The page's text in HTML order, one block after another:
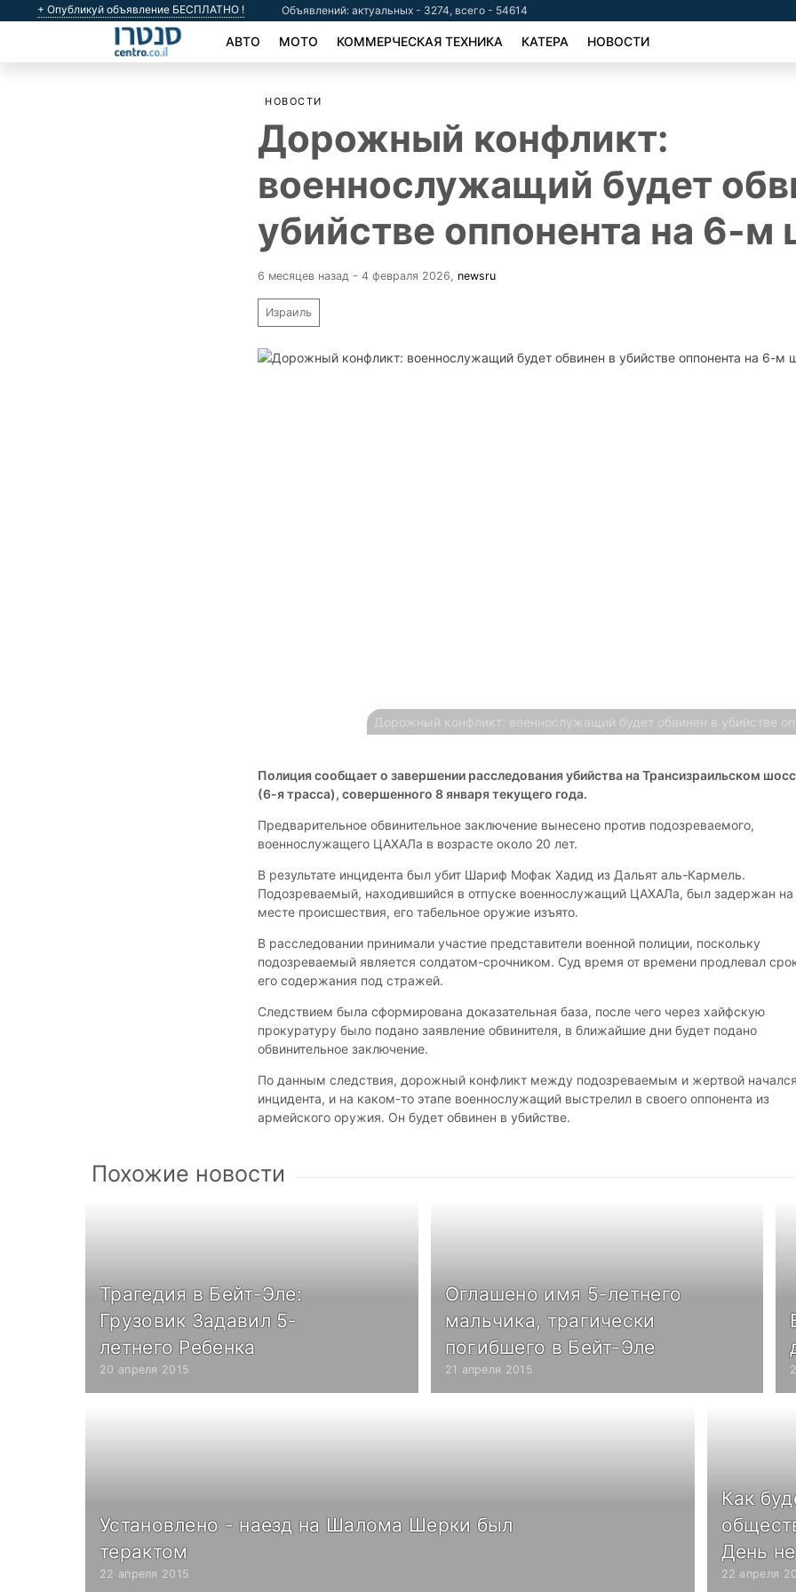
+ Опубликуй объявление БЕСПЛАТНО ! Объявлений: актуальных - 3274, всего - 54614
АВТО МОТО КОММЕРЧЕСКАЯ ТЕХНИКА КАТЕРА НОВОСТИ
НОВОСТИ
Дорожный конфликт:
военнослужащий будет
убийстве оппонента на 6-м
6 месяцев назад - 4 февраля 2026 newsru
Израиль
Дорожный конфликт: военнослужащий будет обвинен в убийстве
Полиция сообщает о завершении расследования убийства на Трансизраильском
(6-я трасса), совершенного 8 января текущего года.
Предварительное обвинительное заключение вынесено против подозреваемого,
военнослужащего ЦАХАЛа в возрасте около 20 лет.
В результате инцидента был убит Шариф Мофак Хадид из Дальят аль-Кармель.
Подозреваемый, находившийся в отпуске военнослужащий ЦАХАЛа, был задержан на
месте происшествия, его табельное оружие изъято.
В расследовании принимали участие представители военной полиции, поскольку
подозреваемый является солдатом-срочником. Суд время от времени продлевал
его содержания под стражей.
Следствием была сформирована доказательная база, после чего через хайфскую
прокуратуру было подано заявление обвинителя, в ближайшие дни будет подано
обвинительное заключение.
По данным следствия, дорожный конфликт между подозреваемым и жертвой
инцидента, и на каком-то этапе военнослужащий выстрелил в своего оппонента из
армейского оружия. Он будет обвинен в убийстве.
Похожие новости
Трагедия в Бейт-Эле:
Грузовик Задавил 5-
летнего Ребенка
20 апреля 2015
Оглашено имя 5-летнего
мальчика, трагически
погибшего в Бейт-Эле
21 апреля 2015
Установлено - наезд на Шалома Шерки был
терактом
22 апреля 2015
Как
День
22 апреля